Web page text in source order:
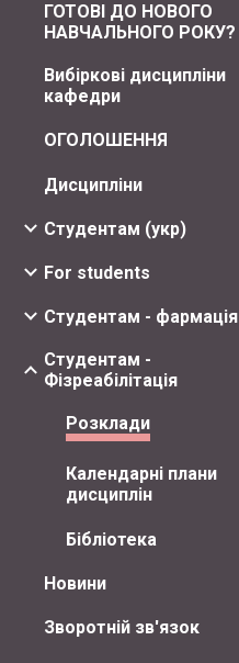
ГОТОВІ ДО НОВОГО
НАВЧАЛЬНОГО РОКУ?
Вибіркові дисципліни
кафедри
ОГОЛОШЕННЯ
Дисципліни
Студентам (укр)
For students
Студентам - фармація
Студентам -
Фізреабілітація
Розклади
Календарні плани
дисциплін
Бібліотека
Новини
Зворотній зв'язок